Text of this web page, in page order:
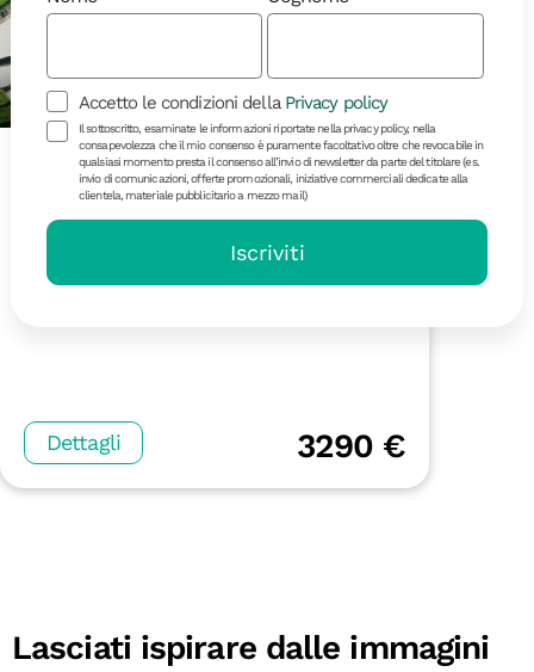
16 giorni | in partenza il 30/12
Vietnam On the
Road
Da Sud a Nord
Dettagli 3290 €
Lasciati ispirare dalle immagini
Accetto le condizioni della Privacy policy
Il sottoscritto, esaminate le informazioni riportate nella privacy policy, nella
consapevolezza che il mio consenso è puramente facoltativo oltre che revocabile in
qualsiasi momento presta il consenso all’invio di newsletter da parte del titolare (es.
invio di comunicazioni, offerte promozionali, iniziative commerciali dedicate alla
clientela, materiale pubblicitario a mezzo mail)
Iscriviti